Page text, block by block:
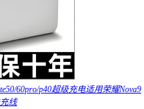
60pro/p40超级充电适用荣耀Nova9
线